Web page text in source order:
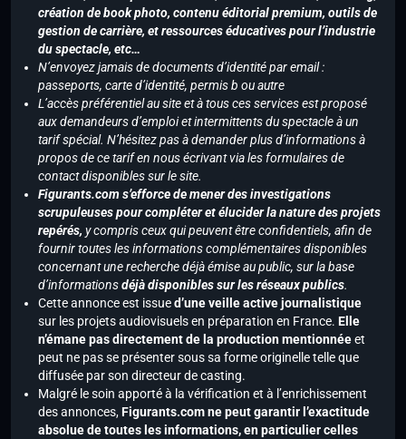
création de book photo, contenu éditorial premium, outils de
gestion de carrière, et ressources éducatives pour l’industrie
du spectacle, etc…
N’envoyez jamais de documents d’identité par email :
passeports, carte d’identité, permis b ou autre
L’accès préférentiel au site et à tous ces services est proposé
aux demandeurs d’emploi et intermittents du spectacle à un
tarif spécial. N’hésitez pas à demander plus d’informations à
propos de ce tarif en nous écrivant via les formulaires de
contact disponibles sur le site.
Figurants.com s’efforce de mener des investigations
scrupuleuses pour compléter et élucider la nature des projets
repérés, y compris ceux qui peuvent être confidentiels, afin de
fournir toutes les informations complémentaires disponibles
concernant une recherche déjà émise au public, sur la base
d’informationsdéjà disponibles sur les réseaux publics.
Cette annonce est issued’une veille active journalistique
sur les projets audiovisuels en préparation en France. Elle
n’émane pas directement de la production mentionnéeet
peut ne pas se présenter sous sa forme originelle telle que
diffusée par son directeur de casting.
Malgré le soin apporté à la vérification et à l’enrichissement
des annonces,Figurants.com ne peut garantir l’exactitude
absolue de toutes les informations, en particulier celles